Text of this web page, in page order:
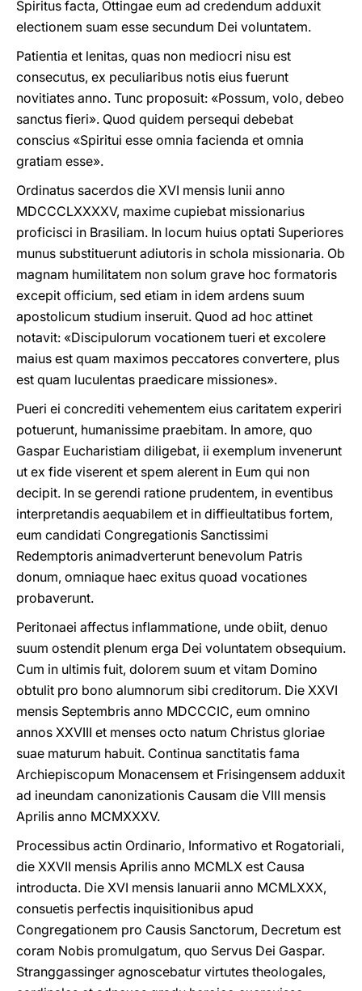
Spiritus facta, Ottingae eum ad credendum adduxit
electionem suam esse secundum Dei voluntatem.
Patientia et lenitas, quas non mediocri nisu est
consecutus, ex peculiaribus notis eius fuerunt
novitiates anno. Tunc proposuit: «Possum, volo, debeo
sanctus fieri». Quod quidem persequi debebat
conscius «Spiritui esse omnia facienda et omnia
gratiam esse».
Ordinatus sacerdos die XVI mensis Iunii anno
MDCCCLXXXXV, maxime cupiebat missionarius
proficisci in Brasiliam. In locum huius optati Superiores
munus substituerunt adiutoris in schola missionaria. Ob
magnam humilitatem non solum grave hoc formatoris
excepit officium, sed etiam in idem ardens suum
apostolicum studium inseruit. Quod ad hoc attinet
notavit: «Discipulorum vocationem tueri et excolere
maius est quam maximos peccatores convertere, plus
est quam luculentas praedicare missiones».
Pueri ei concrediti vehementem eius caritatem experiri
potuerunt, humanissime praebitam. In amore, quo
Gaspar Eucharistiam diligebat, ii exemplum invenerunt
ut ex fide viserent et spem alerent in Eum qui non
decipit. In se gerendi ratione prudentem, in eventibus
interpretandis aequabilem et in diffieultatibus fortem,
eum candidati Congregationis Sanctissimi
Redemptoris animadverterunt benevolum Patris
donum, omniaque haec exitus quoad vocationes
probaverunt.
Peritonaei affectus inflammatione, unde obiit, denuo
suum ostendit plenum erga Dei voluntatem obsequium.
Cum in ultimis fuit, dolorem suum et vitam Domino
obtulit pro bono alumnorum sibi creditorum. Die XXVI
mensis Septembris anno MDCCCIC, eum omnino
annos XXVIII et menses octo natum Christus gloriae
suae maturum habuit. Continua sanctitatis fama
Archiepiscopum Monacensem et Frisingensem adduxit
ad ineundam canonizationis Causam die VIII mensis
Aprilis anno MCMXXXV.
Processibus actin Ordinario, Informativo et Rogatoriali,
die XXVII mensis Aprilis anno MCMLX est Causa
introducta. Die XVI mensis Ianuarii anno MCMLXXX,
consuetis perfectis inquisitionibus apud
Congregationem pro Causis Sanctorum, Decretum est
coram Nobis promulgatum, quo Servus Dei Gaspar.
Stranggassinger agnoscebatur virtutes theologales,